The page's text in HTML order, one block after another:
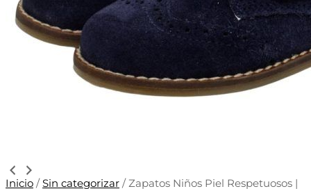
Inicio / Sin categorizar / Zapatos Niños Piel Respetuosos |